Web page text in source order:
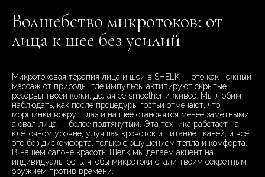
Волшебство микротоков: от
лица к шее без усилий
Микротоковая терапия лица и шеи в SHELK — это как нежный
массаж от природы, где импульсы активируют скрытые
резервы твоей кожи, делая ее smoother и живее. Мы любим
наблюдать, как после процедуры гостьи отмечают, что
морщинки вокруг глаз и на шее становятся менее заметными,
а овал лица — более подтянутым. Эта техника работает на
клеточном уровне, улучшая кровоток и питание тканей, и все
это без дискомфорта, только с ощущением тепла и комфорта.
В нашем салоне красоты Шелк мы делаем акцент на
индивидуальность, чтобы микротоки стали твоим секретным
оружием против времени.